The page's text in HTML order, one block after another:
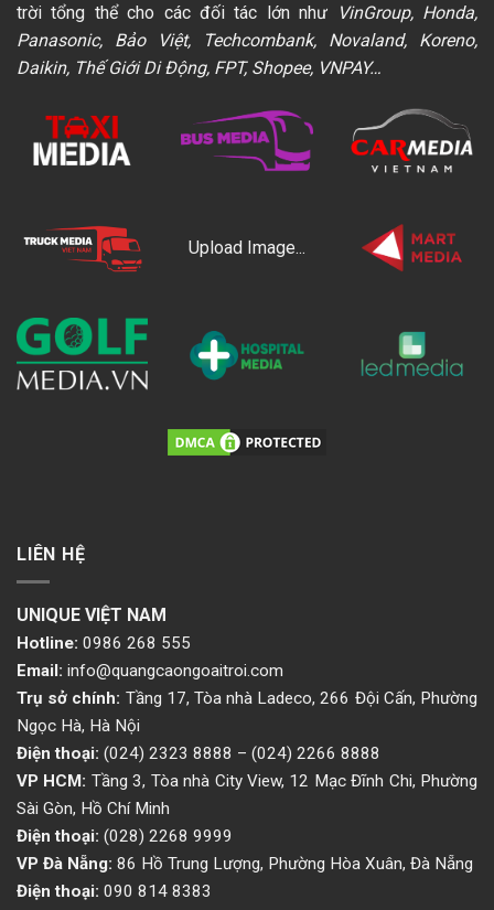
trời tổng thể cho các đối tác lớn như
VinGroup, Honda,
Panasonic, Bảo Việt, Techcombank, Novaland, Koreno,
Daikin, Thế Giới Di Động, FPT, Shopee, VNPAY…
Upload Image...
LIÊN HỆ
UNIQUE VIỆT NAM
Hotline: 0986 268 555
Email: info@quangcaongoaitroi.com
Trụ sở chính: Tầng 17, Tòa nhà Ladeco, 266 Đội Cấn, Phường
Ngọc Hà, Hà Nội
Điện thoại: (024) 2323 8888 – (024) 2266 8888
VP HCM: Tầng 3, Tòa nhà City View, 12 Mạc Đĩnh Chi, Phường
Sài Gòn, Hồ Chí Minh
Điện thoại: (028) 2268 9999
VP Đà Nẵng: 86 Hồ Trung Lượng, Phường Hòa Xuân, Đà Nẵng
Điện thoại: 090 814 8383